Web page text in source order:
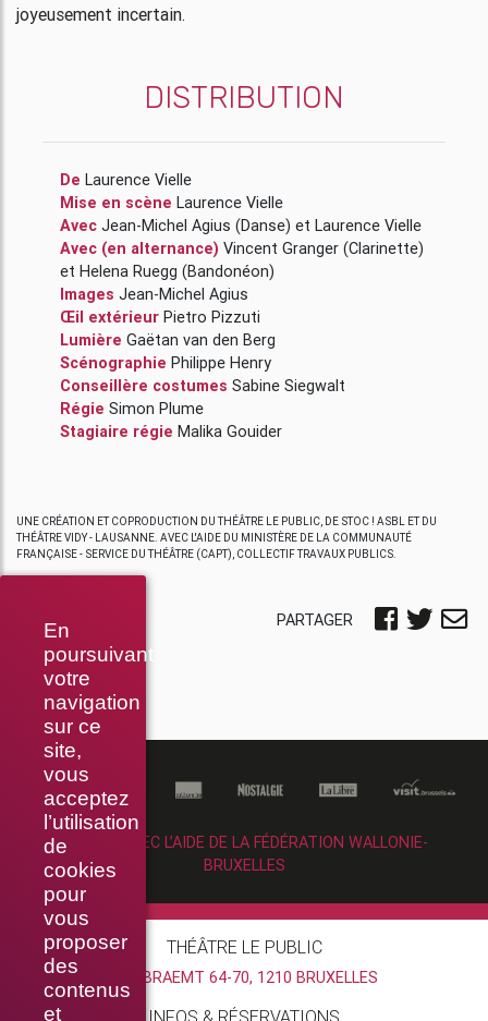
En
poursuivant
votre
navigation
sur ce
site,
vous
acceptez
l’utilisation
de
cookies
pour
vous
proposer
des
contenus
et
joyeusement incertain.
DISTRIBUTION
De Laurence Vielle
Mise en scène Laurence Vielle
Avec Jean-Michel Agius (Danse) et Laurence Vielle
Avec (en alternance) Vincent Granger (Clarinette)
et Helena Ruegg (Bandonéon)
Images Jean-Michel Agius
Œil extérieur
Pietro Pizzuti
Lumière Gaëtan van den Berg
Scénographie Philippe Henry
Conseillère costumes Sabine Siegwalt
Régie Simon Plume
Stagiaire régie Malika Gouider
UNE CRÉATION ET COPRODUCTION DU THÉÂTRE LE PUBLIC, DE STOC ! ASBL ET DU
THÉÂTRE VIDY - LAUSANNE. AVEC L'AIDE DU MINISTÈRE DE LA COMMUNAUTÉ
FRANÇAISE - SERVICE DU THÉÂTRE (CAPT), COLLECTIF TRAVAUX PUBLICS.
PARTAGER
RÉALISÉ AVEC L’AIDE DE LA FÉDÉRATION WALLONIE-
BRUXELLES
THÉÂTRE LE PUBLIC
RUE BRAEMT 64-70, 1210 BRUXELLES
INFOS & RÉSERVATIONS